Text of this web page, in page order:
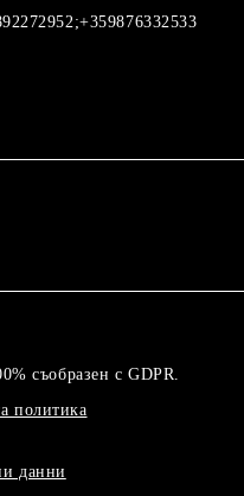
съобразен с GDPR.
политика
данни